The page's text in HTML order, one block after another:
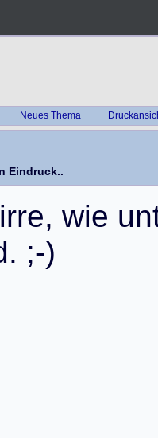
Neues Thema
Eindruck..
irre, wie un
. ;-)